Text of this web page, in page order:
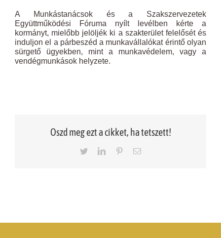
A Munkástanácsok és a Szakszervezetek
Együttműködési Fóruma nyílt levélben kérte a
kormányt, mielőbb jelöljék ki a szakterület felelősét és
induljon el a párbeszéd a munkavállalókat érintő olyan
sürgető ügyekben, mint a munkavédelem, vagy a
vendégmunkások helyzete.
Oszd meg ezt a cikket, ha tetszett!
TwitterLinkedInPinterestEmail